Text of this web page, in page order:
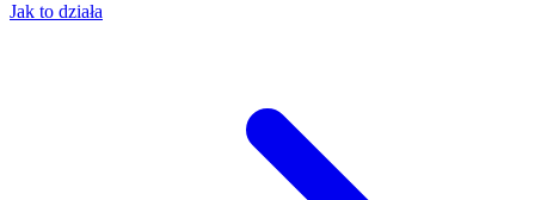
Jak to działa